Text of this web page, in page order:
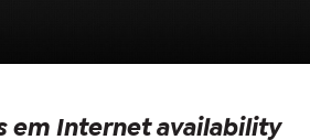
em Internet availability